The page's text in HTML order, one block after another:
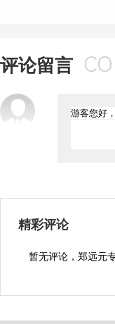
评论留言
精彩评论
暂无评论，郑远元